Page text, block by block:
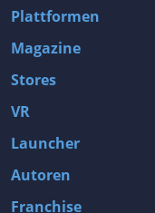
Plattformen
Magazine
Stores
VR
Launcher
Autoren
Franchise